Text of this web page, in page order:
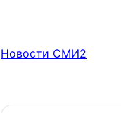
Новости СМИ2